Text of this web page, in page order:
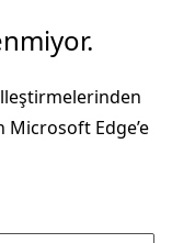
Edge’e